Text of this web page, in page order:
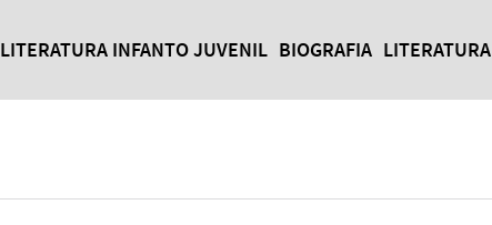
LITERATURA INFANTO JUVENIL BIOGRAFIA LITERATURA